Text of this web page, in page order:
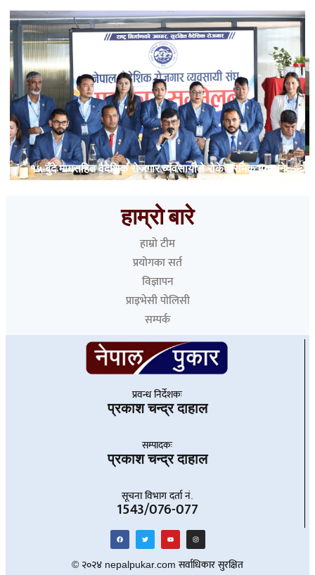
१५ बुँदे मागसहित वैदेशिक रोजगार व्यवसायीले रोके श्रमिक पठाउने
काम
हाम्रो बारे
हाम्रो टीम
प्रयोगका सर्त
विज्ञापन
प्राइभेसी पोलिसी
सम्पर्क
प्रवन्ध निर्देशकः
प्रकाश चन्द्र दाहाल
सम्पादकः
प्रकाश चन्द्र दाहाल
सूचना विभाग दर्ता नं.
1543/076-077
© २०२४ nepalpukar.com सर्वाधिकार सुरक्षित